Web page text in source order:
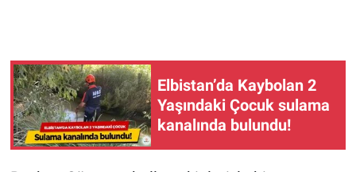
Elbistan’da Kaybolan 2
Yaşındaki Çocuk sulama
kanalında bulundu!